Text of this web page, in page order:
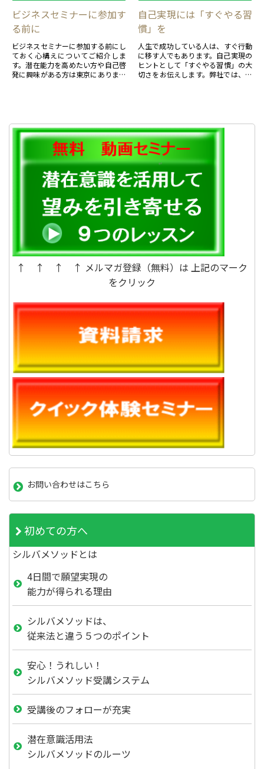
ビジネスセミナーに参加す
る前に
ビジネスセミナーに参加する前にし
ておく心構えについてご紹介しま
す。潜在能力を高めたい方や自己啓
発に興味がある方は東京にあります
自己実現には「すぐやる習
慣」を
人生で成功している人は、すぐ行動
に移す人でもあります。自己実現の
ヒントとして「すぐやる習慣」の大
切さをお伝えします。弊社では、潜
↑ ↑ ↑ ↑ メルマガ登録（無料）は 上記のマーク
をクリック
お問い合わせはこちら
初めての方へ
シルバメソッドとは
4日間で願望実現の
能力が得られる理由
シルバメソッドは、
従来法と違う５つのポイント
安心！うれしい！
シルバメソッド受講システム
受講後のフォローが充実
潜在意識活用法
シルバメソッドのルーツ